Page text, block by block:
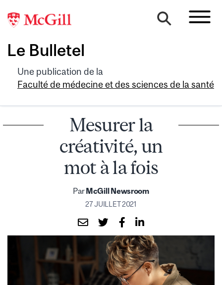
Le Bulletel
Une publication de la
Faculté de médecine et des sciences de la santé
Mesurer la
créativité, un
mot à la fois
ParMcGill Newsroom
27 JUILLET 2021